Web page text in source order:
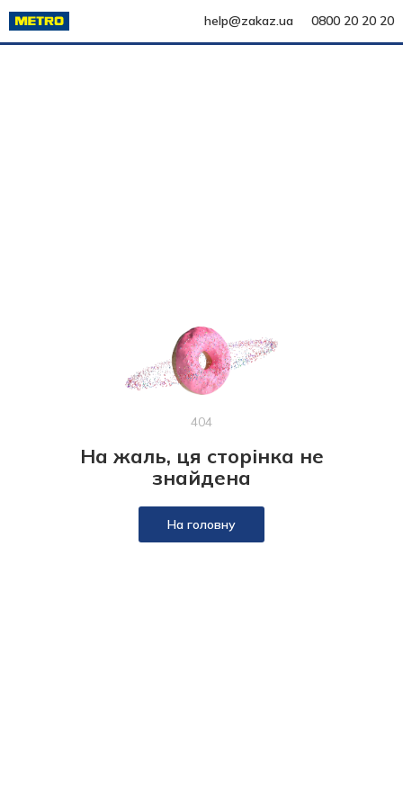
help@zakaz.ua 0800 20 20 20
404
На жаль, ця сторінка не
знайдена
На головну